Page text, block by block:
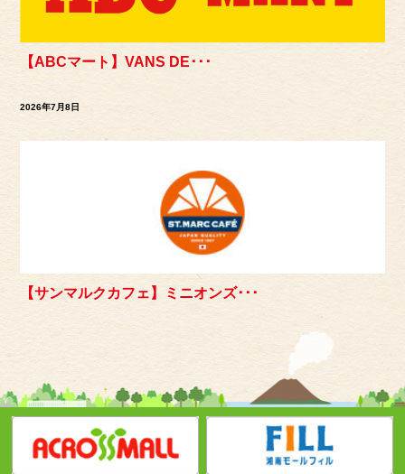
【ABCマート】VANS DE･･･
2026年7月8日
【サンマルクカフェ】ミニオンズ･･･